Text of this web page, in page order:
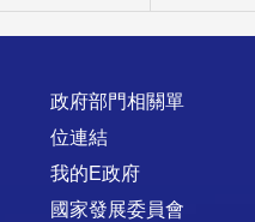
政府部門相關單
位連結
我的E政府
國家發展委員會